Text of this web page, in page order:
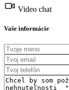
Video chat
Vaše informácie